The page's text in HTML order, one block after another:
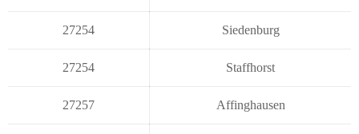
27254 Siedenburg
27254 Staffhorst
27257 Affinghausen